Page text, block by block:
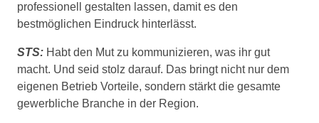
professionell gestalten lassen, damit es den
bestmöglichen Eindruck hinterlässt.
STS: Habt den Mut zu kommunizieren, was ihr gut
macht. Und seid stolz darauf. Das bringt nicht nur dem
eigenen Betrieb Vorteile, sondern stärkt die gesamte
gewerbliche Branche in der Region.